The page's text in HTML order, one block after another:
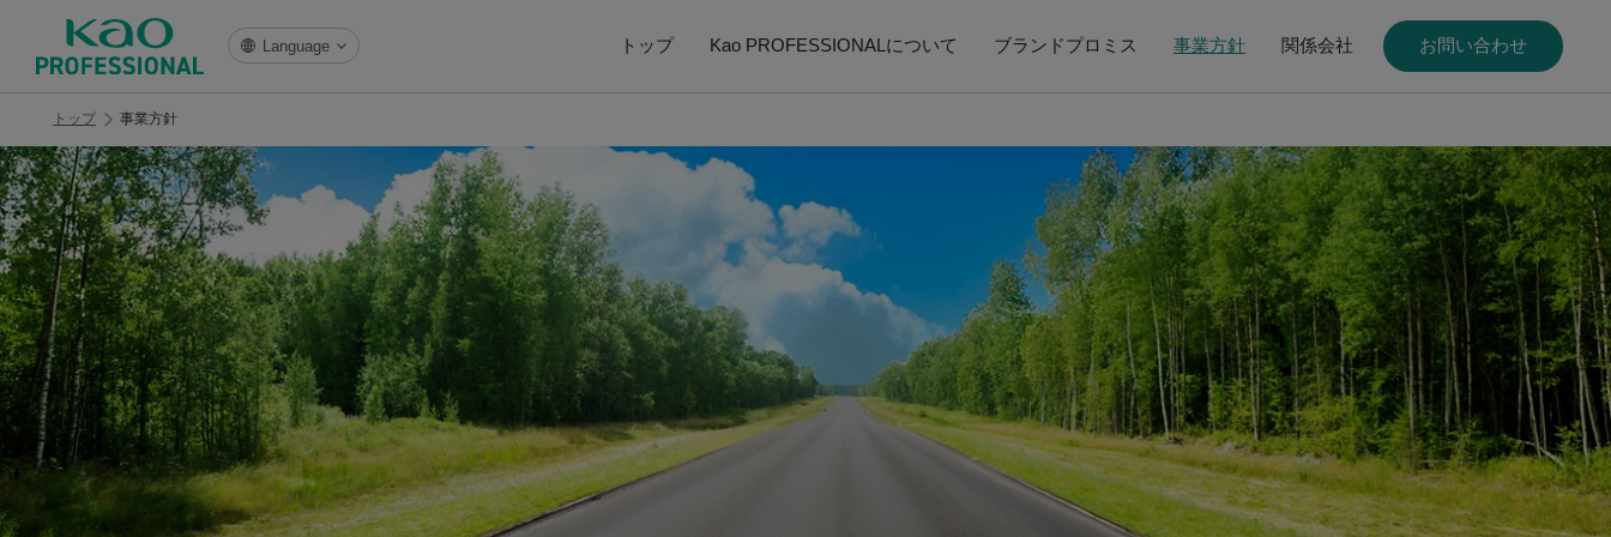
Language トップ Kao PROFESSIONALについて ブランドプロミス 事業方針 関係会社 お問い合わせ
トップ 事業方針